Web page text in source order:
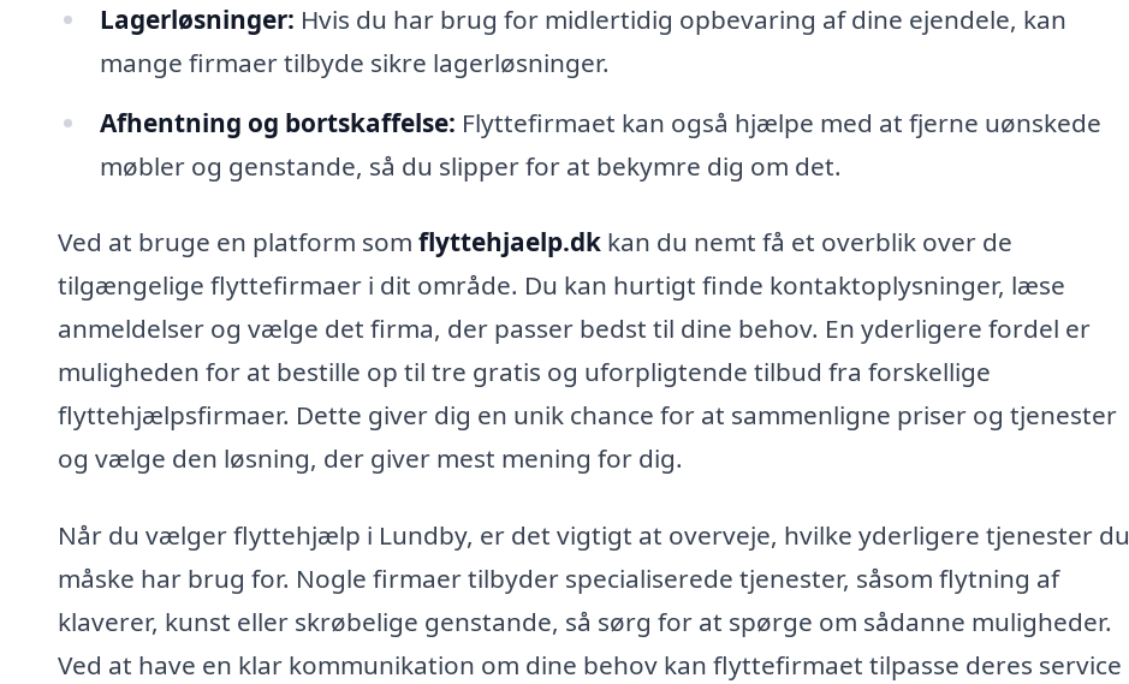
Lagerløsninger: Hvis du har brug for midlertidig opbevaring af dine ejendele, kan
mange firmaer tilbyde sikre lagerløsninger.
Afhentning og bortskaffelse: Flyttefirmaet kan også hjælpe med at fjerne uønskede
møbler og genstande, så du slipper for at bekymre dig om det.
Ved at bruge en platform som flyttehjaelp.dk kan du nemt få et overblik over de
tilgængelige flyttefirmaer i dit område. Du kan hurtigt finde kontaktoplysninger, læse
anmeldelser og vælge det firma, der passer bedst til dine behov. En yderligere fordel er
muligheden for at bestille op til tre gratis og uforpligtende tilbud fra forskellige
flyttehjælpsfirmaer. Dette giver dig en unik chance for at sammenligne priser og tjenester
og vælge den løsning, der giver mest mening for dig.
Når du vælger flyttehjælp i Lundby, er det vigtigt at overveje, hvilke yderligere tjenester du
måske har brug for. Nogle firmaer tilbyder specialiserede tjenester, såsom flytning af
klaverer, kunst eller skrøbelige genstande, så sørg for at spørge om sådanne muligheder.
Ved at have en klar kommunikation om dine behov kan flyttefirmaet tilpasse deres service